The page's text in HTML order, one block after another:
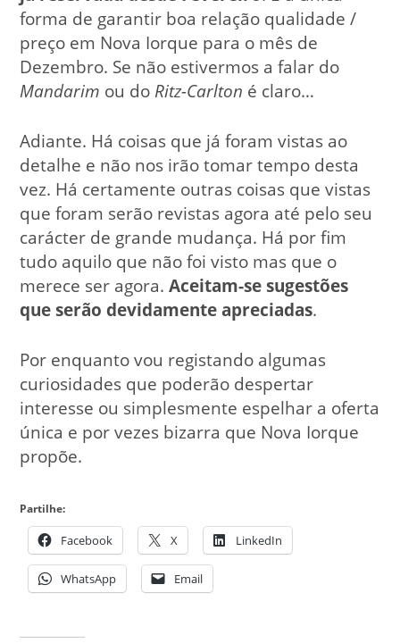
forma de garantir boa relação qualidade /
preço em Nova Iorque para o mês de
Dezembro. Se não estivermos a falar do
Mandarim ou do Ritz-Carlton é claro…
Adiante. Há coisas que já foram vistas ao
detalhe e não nos irão tomar tempo desta
vez. Há certamente outras coisas que vistas
que foram serão revistas agora até pelo seu
carácter de grande mudança. Há por fim
tudo aquilo que não foi visto mas que o
merece ser agora.Aceitam-se sugestões
que serão devidamente apreciadas.
Por enquanto vou registando algumas
curiosidades que poderão despertar
interesse ou simplesmente espelhar a oferta
única e por vezes bizarra que Nova Iorque
propõe.
Partilhe:
Facebook X LinkedIn
WhatsApp Email